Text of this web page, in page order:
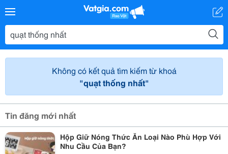
Không có kết quả tìm kiếm từ khoá
"quạt thống nhất"
Tin đăng mới nhất
Hộp Giữ Nóng Thức Ăn Loại Nào Phù Hợp Với
Nhu Cầu Của Bạn?